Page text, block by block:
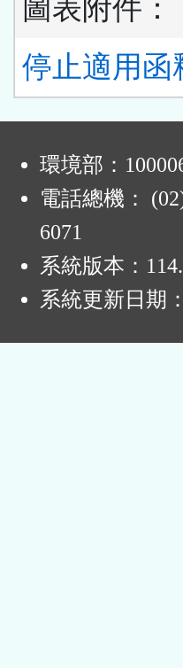
圖表附件：
停止適用函
環境部：
電話總機：
6071
系統版本：
系統更新日期：